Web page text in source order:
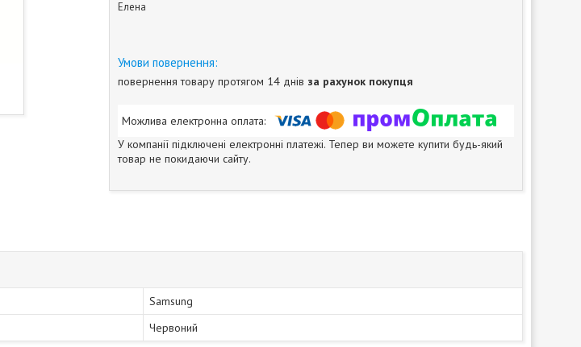
Елена
повернення товару протягом 14 днів за рахунок покупця
У компанії підключені електронні платежі. Тепер ви можете купити будь-який
товар не покидаючи сайту.
Samsung
Червоний